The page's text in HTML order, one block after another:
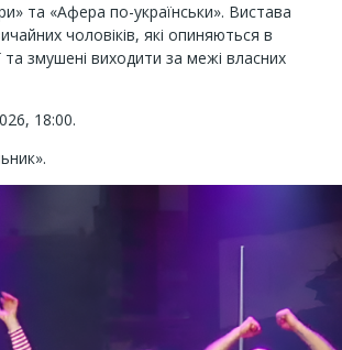
та «Афера по-українськи». Вистава
чоловіків, які опиняються в
та змушені виходити за межі власних
18:00.